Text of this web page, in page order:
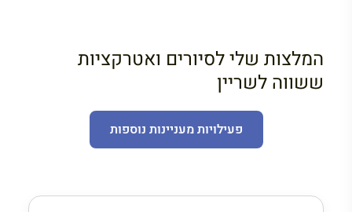
המלצות שלי לסיורים ואטרקציות
ששווה לשריין
פעילויות מעניינות נוספות